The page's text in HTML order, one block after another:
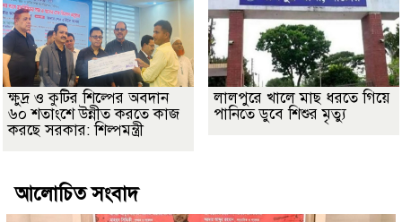
ক্ষুদ্র ও কুটির শিল্পের অবদান
৬০ শতাংশে উন্নীত করতে কাজ
করছে সরকার: শিল্পমন্ত্রী
লালপুরে খালে মাছ ধরতে গিয়ে
পানিতে ডুবে শিশুর মৃত্যু
আলোচিত সংবাদ